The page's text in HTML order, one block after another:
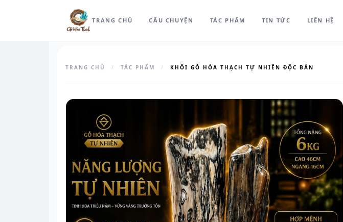
TRANG CHỦ CÂU CHUYỆN TÁC PHẨM TIN TỨC LIÊN HỆ
TRANG CHỦ / TÁC PHẨM / KHỐI GỖ HÓA THẠCH TỰ NHIÊN ĐỘC BẢN